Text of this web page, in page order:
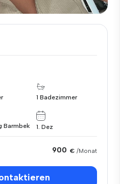
1 Badezimmer
Barmbek 1. Dez
900 € /Monat